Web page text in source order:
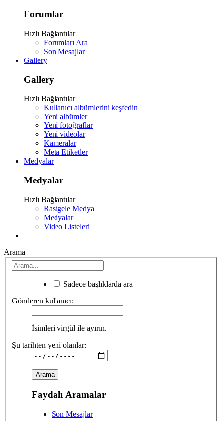
Forumlar
Hızlı Bağlantılar
Forumları Ara
Son Mesajlar
Gallery
Gallery
Hızlı Bağlantılar
Kullanıcı albümlerini keşfedin
Yeni albümler
Yeni fotoğraflar
Yeni videolar
Kameralar
Meta Etiketler
Medyalar
Medyalar
Hızlı Bağlantılar
Rastgele Medya
Medyalar
Video Listeleri
Arama
Sadece başlıklarda ara
Gönderen kullanıcı:
İsimleri virgül ile ayırın.
Şu tarihten yeni olanlar:
Faydalı Aramalar
Son Mesajlar